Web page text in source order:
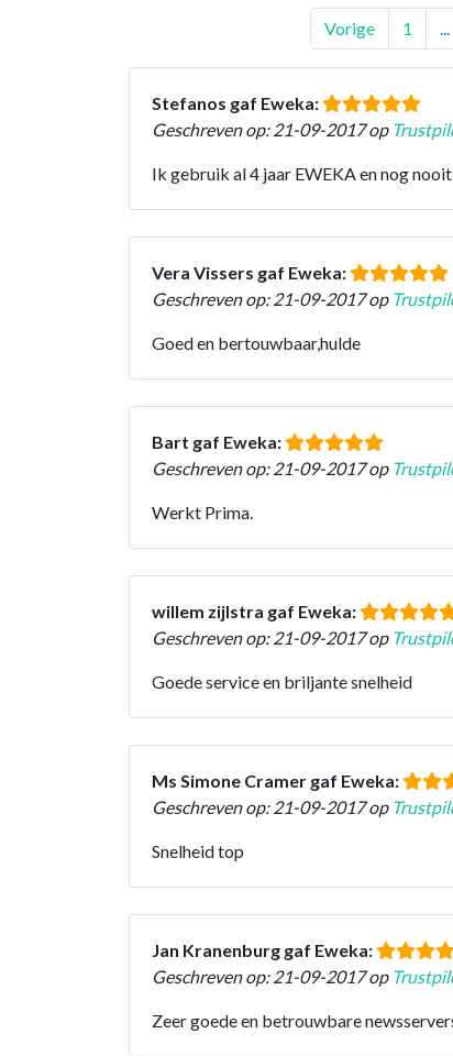
Vorige 1
Stefanos gaf Eweka:
Geschreven op: 21-09-2017 op
Ik gebruik al 4 jaar EWEKA en nog
Vera Vissers gaf Eweka:
Geschreven op: 21-09-2017 op
Goed en bertouwbaar,hulde
Bart gaf Eweka:
Geschreven op: 21-09-2017 op
Werkt Prima.
willem zijlstra gaf Eweka:
Geschreven op: 21-09-2017 op
Goede service en briljante snelheid
Ms Simone Cramer gaf Eweka:
Geschreven op: 21-09-2017 op
Snelheid top
Jan Kranenburg gaf Eweka:
Geschreven op: 21-09-2017 op
Zeer goede en betrouwbare